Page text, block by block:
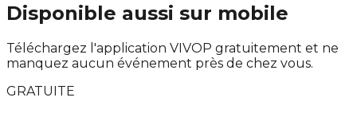
Disponible aussi sur mobile
Téléchargez l'application VIVOP gratuitement et ne
manquez aucun événement près de chez vous.
GRATUITE